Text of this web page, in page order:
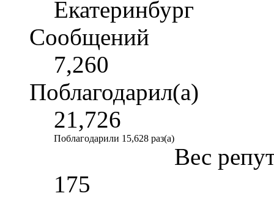
Екатеринбург
Сообщений
7,260
Поблагодарил(а)
21,726
Поблагодарили 15,628 раз(а)
Вес
175